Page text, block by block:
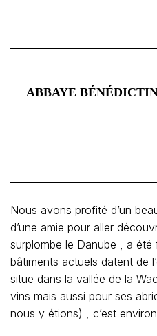
ABBAYE
Nous avons profité d’un
d’une amie pour aller
surplombe le Danube , a
bâtiments actuels datent de
situe dans la vallée de la
vins mais aussi pour ses
nous y étions) , c’est